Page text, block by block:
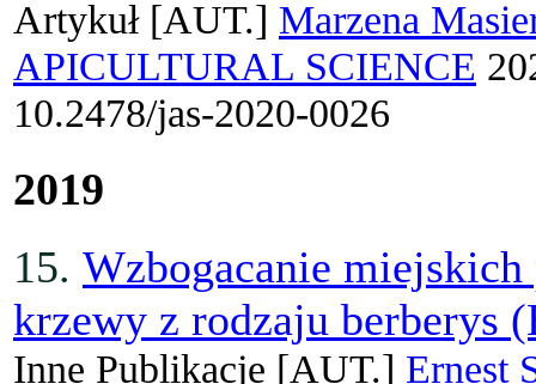
Artykuł[AUT.] Marzena
APICULTURAL SCIENCE
10.2478/jas-2020-0026
2019
15. Wzbogacanie
krzewy z rodzaju berberys
Inne Publikacje [AUT.] Ernest